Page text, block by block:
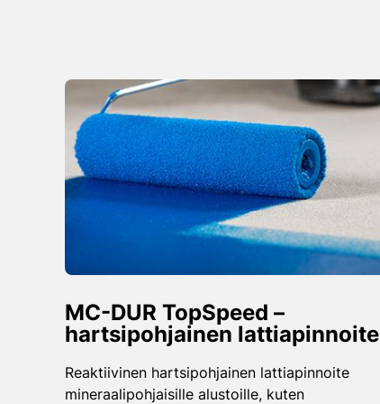
MC-DUR TopSpeed –
hartsipohjainen lattiapinnoite
Reaktiivinen hartsipohjainen lattiapinnoite
mineraalipohjaisille alustoille, kuten